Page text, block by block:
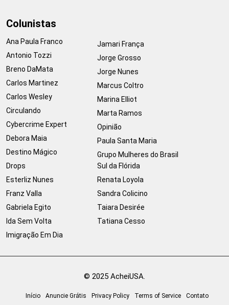
Colunistas
Ana Paula Franco
Antonio Tozzi
Breno DaMata
Carlos Martinez
Carlos Wesley
Circulando
Cybercrime Expert
Debora Maia
Destino Mágico
Drops
Esterliz Nunes
Franz Valla
Gabriela Egito
Ida Sem Volta
Imigração Em Dia
Jamari França
Jorge Grosso
Jorge Nunes
Marcus Coltro
Marina Elliot
Marta Ramos
Opinião
Paula Santa Maria
Grupo Mulheres do Brasil
Sul da Flórida
Renata Loyola
Sandra Colicino
Taiara Desirée
Tatiana Cesso
© 2025 AcheiUSA.
Início Anuncie Grátis Privacy Policy Terms of Service Contato